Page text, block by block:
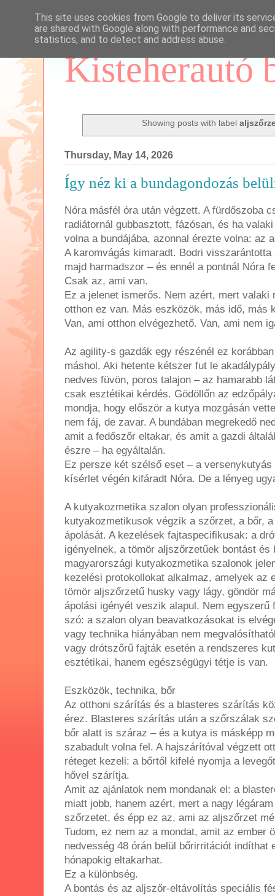
Kisteherautó
Showing posts with label
Thursday, May 14, 2026
Így néz ki a bundagondozás
Nóra másfél óra után végzett. A fürdőszoba
radiátornál gubbasztott, fázósan, és ha
volna a bundájába, azonnal érezte volna: az
A karomvágás kimaradt. Bodri
majd harmadszor – és ennél a pontnál Nóra
Csak az, ami van.
Ez a jelenet ismerős. Nem azért, mert
otthon ez van. Más eszközök, más idő, más
Van, ami otthon elvégezhető. Van, ami nem
Az agility-s gazdák egy részénél ez
máshol. Aki hetente kétszer fut le
nedves füvön, poros talajon – az hamarabb
csak esztétikai kérdés. Gödöllőn az
mondja, hogy először a kutya mozgásán
nem fáj, de zavar. A bundában megrekedő
amit a fedőszőr eltakar, és amit a gazdi
észre – ha egyáltalán.
Ez persze két szélső eset – a
kísérlet végén kifáradt Nóra. De a lényeg
A kutyakozmetika szalon olyan
kutyakozmetikusok végzik a szőrzet, a bőr,
ápolását. A kezelések fajtaspecifikusak: a
igényelnek, a tömör aljszőrzetűek bontást
magyarországi kutyakozmetika szalonok
kezelési protokollokat alkalmaz, amelyek az
tömör aljszőrzetű husky vagy lágy, göndör
ápolási igényét veszik alapul. Nem egyszerű
szó: a szalon olyan beavatkozásokat is
vagy technika hiányában nem
vagy drótszőrű fajták esetén a rendszeres
esztétikai, hanem egészségügyi tétje is van.
Eszközök, technika, bőr
Az otthoni szárítás és a blasteres szárítás
érez. Blasteres szárítás után a szőrszálak
bőr alatt is száraz – és a kutya is másképp
szabadult volna fel. A hajszárítóval végzett
réteget kezeli: a bőrtől kifelé nyomja a
hővel szárítja.
Amit az ajánlatok nem mondanak el: a
miatt jobb, hanem azért, mert a nagy
szőrzetet, és épp ez az, ami az aljszőrzet
Tudom, ez nem az a mondat, amit az ember
nedvesség 48 órán belül bőrirritációt indíthat
hónapokig eltakarhat.
Ez a különbség.
A bontás és az aljszőr-eltávolítás speciális
This site uses cookies from Google to deliver its
are shared with Google along with performance and
statistics, and to detect and address abuse.